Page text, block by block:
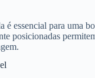
é essencial para uma
posicionadas